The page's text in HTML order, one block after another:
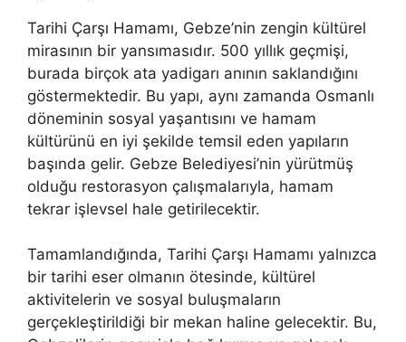
Tarihi Çarşı Hamamı, Gebze’nin zengin kültürel
mirasının bir yansımasıdır. 500 yıllık geçmişi,
burada birçok ata yadigarı anının saklandığını
göstermektedir. Bu yapı, aynı zamanda Osmanlı
döneminin sosyal yaşantısını ve hamam
kültürünü en iyi şekilde temsil eden yapıların
başında gelir. Gebze Belediyesi’nin yürütmüş
olduğu restorasyon çalışmalarıyla, hamam
tekrar işlevsel hale getirilecektir.
Tamamlandığında, Tarihi Çarşı Hamamı yalnızca
bir tarihi eser olmanın ötesinde, kültürel
aktivitelerin ve sosyal buluşmaların
gerçekleştirildiği bir mekan haline gelecektir. Bu,